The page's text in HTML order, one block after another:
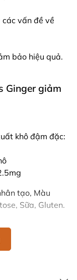
vấn đề về
bảo hiệu quả.
Ginger giảm
khô đậm đặc:
tạo, Màu
Sữa, Gluten.
lớn và trẻ
nửa viên trước